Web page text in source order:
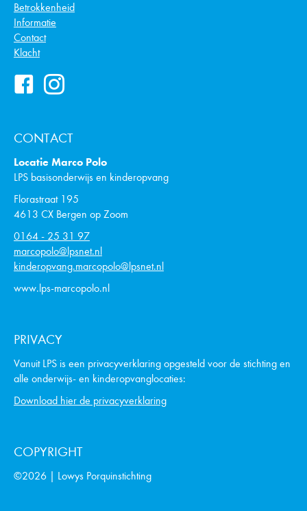
Betrokkenheid
Informatie
Contact
Klacht
CONTACT
Locatie Marco Polo
LPS basisonderwijs en kinderopvang
Florastraat 195
4613 CX Bergen op Zoom
0164 - 25 31 97
marcopolo@lpsnet.nl
kinderopvang.marcopolo@lpsnet.nl
www.lps-marcopolo.nl
PRIVACY
Vanuit LPS is een privacyverklaring opgesteld voor de stichting en
alle onderwijs- en kinderopvanglocaties:
Download hier de privacyverklaring
COPYRIGHT
©2026 | Lowys Porquinstichting